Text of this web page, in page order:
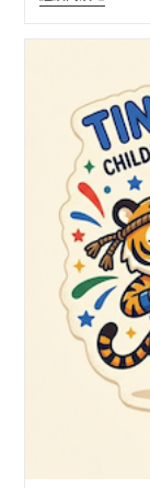
兒
士
夏
令
營
(TMP